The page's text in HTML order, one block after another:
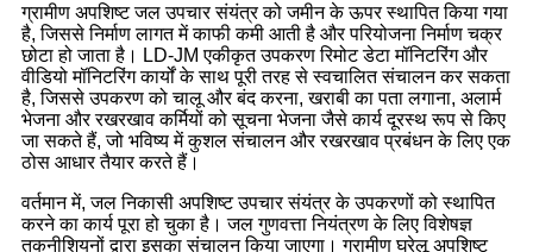
ग्रामीण अपशिष्ट जल उपचार संयंत्र को जमीन के ऊपर स्थापित किया गया
है, जिससे निर्माण लागत में काफी कमी आती है और परियोजना निर्माण चक्र
छोटा हो जाता है। LD-JM एकीकृत उपकरण रिमोट डेटा मॉनिटरिंग और
वीडियो मॉनिटरिंग कार्यों के साथ पूरी तरह से स्वचालित संचालन कर सकता
है, जिससे उपकरण को चालू और बंद करना, खराबी का पता लगाना, अलार्म
भेजना और रखरखाव कर्मियों को सूचना भेजना जैसे कार्य दूरस्थ रूप से किए
जा सकते हैं, जो भविष्य में कुशल संचालन और रखरखाव प्रबंधन के लिए एक
ठोस आधार तैयार करते हैं।
वर्तमान में, जल निकासी अपशिष्ट उपचार संयंत्र के उपकरणों को स्थापित
करने का कार्य पूरा हो चुका है। जल गुणवत्ता नियंत्रण के लिए विशेषज्ञ
तकनीशियनों द्वारा इसका संचालन किया जाएगा। ग्रामीण घरेलू अपशिष्ट